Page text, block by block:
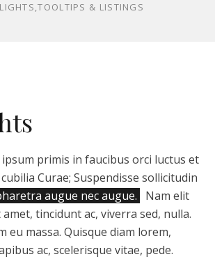
& LISTINGS
primis in faucibus orci luctus et
Curae; Suspendisse sollicitudin
augue nec augue.
Nam elit
tincidunt ac, viverra sed, nulla.
eu massa. Quisque diam lorem,
ac, scelerisque vitae, pede.